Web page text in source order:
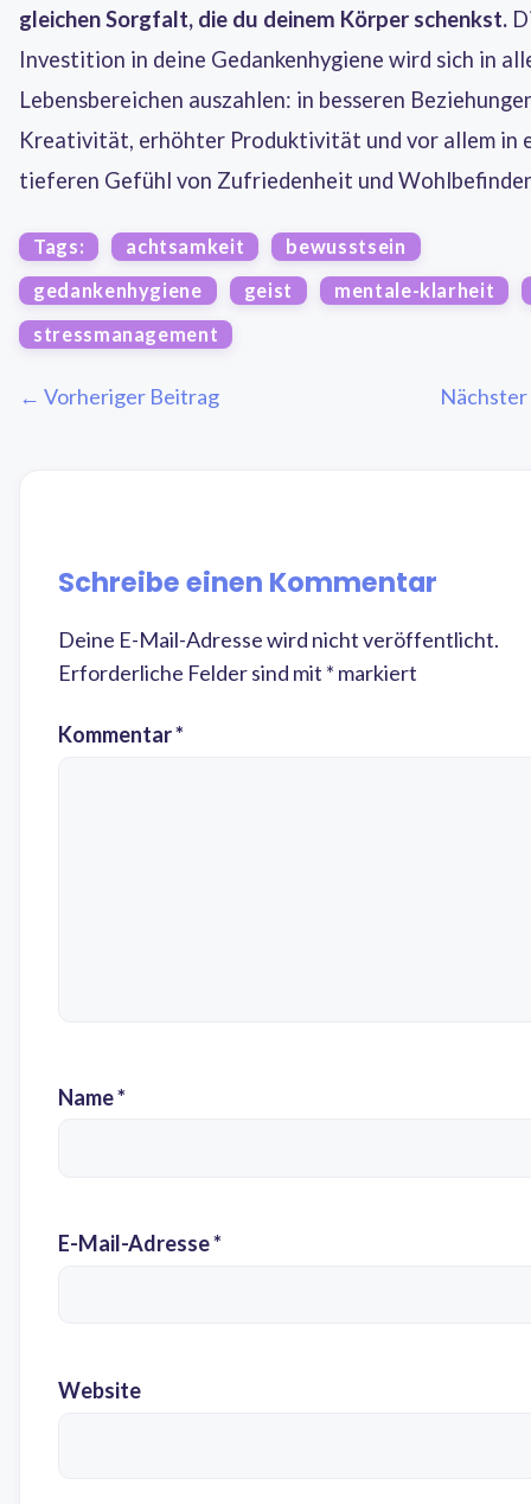
gleichen Sorgfalt, die du deinem Körper schenkst.
Investition in deine Gedankenhygiene wird sich in
Lebensbereichen auszahlen: in besseren
Kreativität, erhöhter Produktivität und vor allem in
tieferen Gefühl von Zufriedenheit und
Tags: achtsamkeit
bewusstsein
gedankenhygiene
geist
mentale-klarheit
stressmanagement
← Vorheriger Beitrag
Schreibe einen Kommentar
Deine E-Mail-Adresse wird nicht veröffentlicht.
Erforderliche Felder sind mit * markiert
Kommentar*
Name*
E-Mail-Adresse*
Website